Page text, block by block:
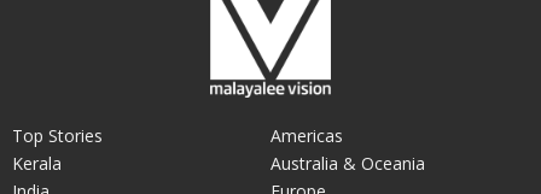
Top Stories
Kerala
Americas
Australia & Oceania